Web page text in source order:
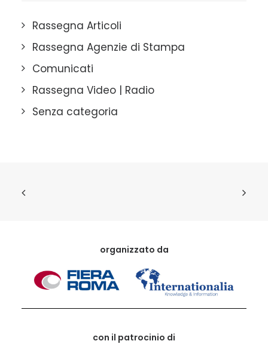
Rassegna Articoli
Rassegna Agenzie di Stampa
Comunicati
Rassegna Video | Radio
Senza categoria
organizzato da
con il patrocinio di